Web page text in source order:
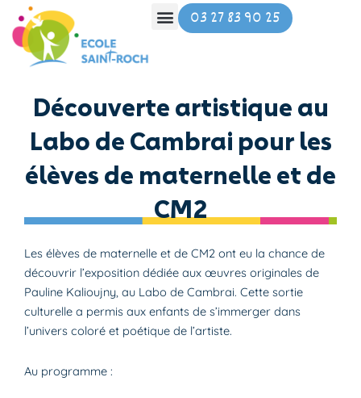
contenu
03 27 83 90 25
Découverte artistique au
Labo de Cambrai pour les
élèves de maternelle et de
CM2
Les élèves de maternelle et de CM2 ont eu la chance de
découvrir l’exposition dédiée aux œuvres originales de
Pauline Kalioujny, au Labo de Cambrai. Cette sortie
culturelle a permis aux enfants de s’immerger dans
l’univers coloré et poétique de l’artiste.
Au programme :